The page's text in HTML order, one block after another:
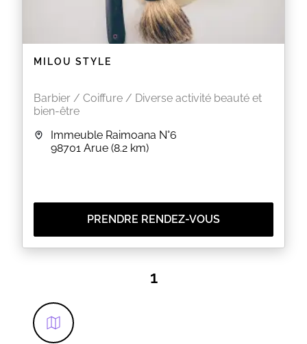
MILOU STYLE
Barbier / Coiffure / Diverse activité beauté et
bien-être
Immeuble Raimoana N°6
98701 Arue (8.2 km)
PRENDRE RENDEZ-VOUS
1